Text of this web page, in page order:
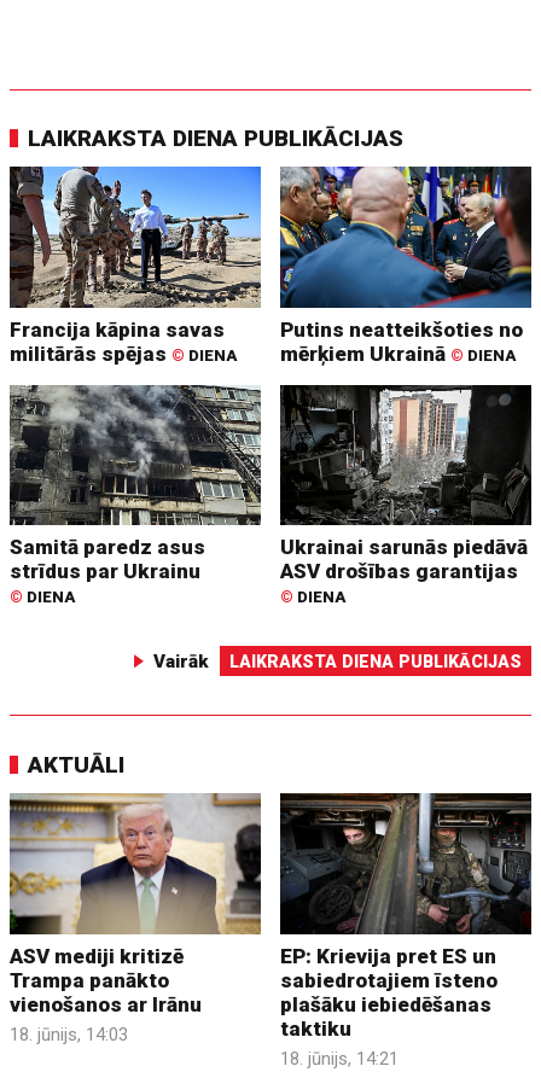
LAIKRAKSTA DIENA PUBLIKĀCIJAS
Francija kāpina savas
militārās spējas © DIENA
Putins neatteikšoties no
mērķiem Ukrainā © DIENA
Samitā paredz asus
strīdus par Ukrainu
© DIENA
Ukrainai sarunās piedāvā
ASV drošības garantijas
© DIENA
Vairāk LAIKRAKSTA DIENA PUBLIKĀCIJAS
AKTUĀLI
ASV mediji kritizē
Trampa panākto
vienošanos ar Irānu
18. jūnijs, 14:03
EP: Krievija pret ES un
sabiedrotajiem īsteno
plašāku iebiedēšanas
taktiku
18. jūnijs, 14:21